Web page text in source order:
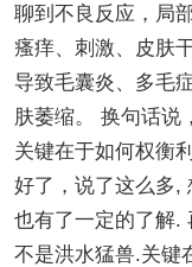
聊到不良反应，局
瘙痒、刺激、皮肤
导致毛囊炎、多毛
肤萎缩。 换句话说
关键在于如何权衡
好了，说了这么多,
也有了一定的了解.
不是洪水猛兽.关键